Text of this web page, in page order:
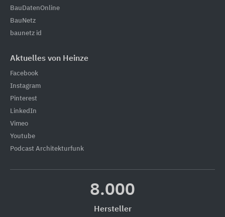
BauDatenOnline
BauNetz
baunetz id
Aktuelles von Heinze
Facebook
Instagram
Pinterest
LinkedIn
Vimeo
Youtube
Podcast Architekturfunk
8.000
Hersteller